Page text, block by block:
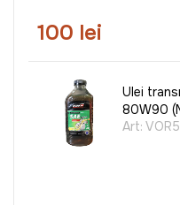
100 lei
Ulei
80W90
Art: